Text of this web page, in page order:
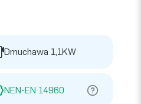
Dmuchawa 1,1KW
NEN-EN 14960